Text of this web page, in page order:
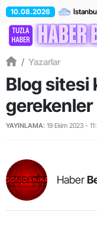
10.08.2026
/ Yazarlar
Blog sitesi
gerekenler
YAYINLAMA: 19 Ekim 2023 -
Haber